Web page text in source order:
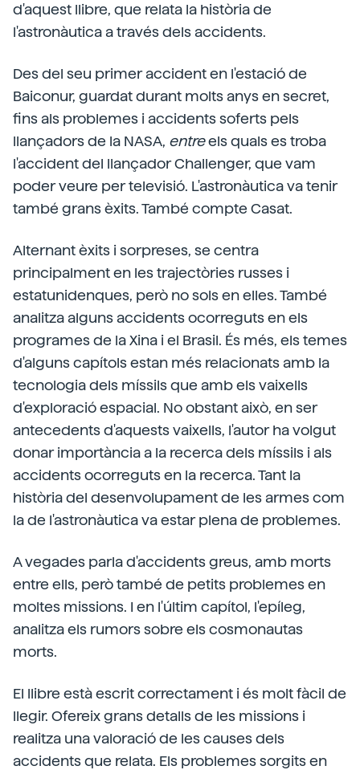
d'aquest llibre, que relata la història de
l'astronàutica a través dels accidents.
Des del seu primer accident en l'estació de
Baiconur, guardat durant molts anys en secret,
fins als problemes i accidents soferts pels
llançadors de la NASA, entreels quals es troba
l'accident del llançador Challenger, que vam
poder veure per televisió. L'astronàutica va tenir
també grans èxits. També compte Casat.
Alternant èxits i sorpreses, se centra
principalment en les trajectòries russes i
estatunidenques, però no sols en elles. També
analitza alguns accidents ocorreguts en els
programes de la Xina i el Brasil. És més, els temes
d'alguns capítols estan més relacionats amb la
tecnologia dels míssils que amb els vaixells
d'exploració espacial. No obstant això, en ser
antecedents d'aquests vaixells, l'autor ha volgut
donar importància a la recerca dels míssils i als
accidents ocorreguts en la recerca. Tant la
història del desenvolupament de les armes com
la de l'astronàutica va estar plena de problemes.
A vegades parla d'accidents greus, amb morts
entre ells, però també de petits problemes en
moltes missions. I en l'últim capítol, l'epíleg,
analitza els rumors sobre els cosmonautas
morts.
El llibre està escrit correctament i és molt fàcil de
llegir. Ofereix grans detalls de les missions i
realitza una valoració de les causes dels
accidents que relata. Els problemes sorgits en